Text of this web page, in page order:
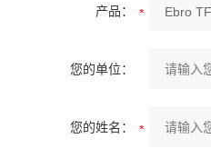
产品：
您的单位：
您的姓名：